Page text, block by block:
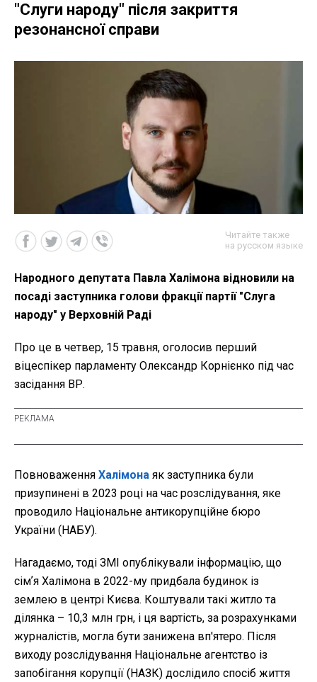
"Слуги народу" після закриття
резонансної справи
Читайте также
на русском языке
Народного депутата Павла Халімона відновили на
посаді заступника голови фракції партії "Слуга
народу" у Верховній Раді
Про це в четвер, 15 травня, оголосив перший
віцеспікер парламенту Олександр Корнієнко під час
засідання ВР.
Повноваження Халімона як заступника були
призупинені в 2023 році на час розслідування, яке
проводило Національне антикорупційне бюро
України (НАБУ).
Нагадаємо, тоді ЗМІ опублікували інформацію, що
сімʼя Халімона в 2022-му придбала будинок із
землею в центрі Києва. Коштували такі житло та
ділянка – 10,3 млн грн, і ця вартість, за розрахунками
журналістів, могла бути занижена вп'ятеро. Після
виходу розслідування Національне агентство із
запобігання корупції (НАЗК) дослідило спосіб життя